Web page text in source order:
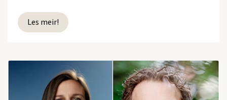
Les meir!